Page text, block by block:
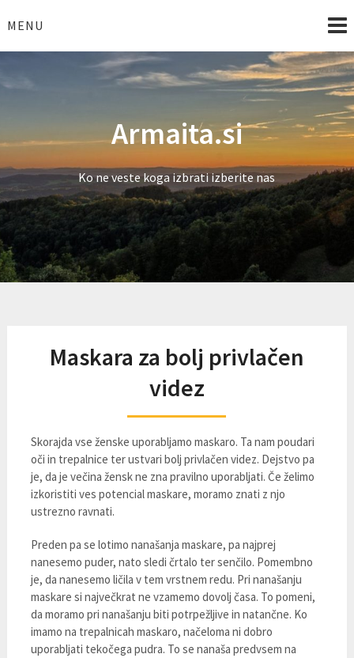
toMENU
Armaita.si
Ko ne veste koga izbrati izberite nas
Maskara za bolj privlačen
videz
Skorajda vse ženske uporabljamo maskaro. Ta nam poudari
oči in trepalnice ter ustvari bolj privlačen videz. Dejstvo pa
je, da je večina žensk ne zna pravilno uporabljati. Če želimo
izkoristiti ves potencial maskare, moramo znati z njo
ustrezno ravnati.
Preden pa se lotimo nanašanja maskare, pa najprej
nanesemo puder, nato sledi črtalo ter senčilo. Pomembno
je, da nanesemo ličila v tem vrstnem redu. Pri nanašanju
maskare si največkrat ne vzamemo dovolj časa. To pomeni,
da moramo pri nanašanju biti potrpežljive in natančne. Ko
imamo na trepalnicah maskaro, načeloma ni dobro
uporabljati tekočega pudra. To se nanaša predvsem na